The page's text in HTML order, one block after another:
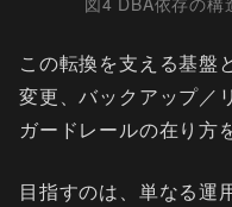
この転換を支える基盤
変更、バックアップ／
ガードレールの在り方
目指すのは、単なる運